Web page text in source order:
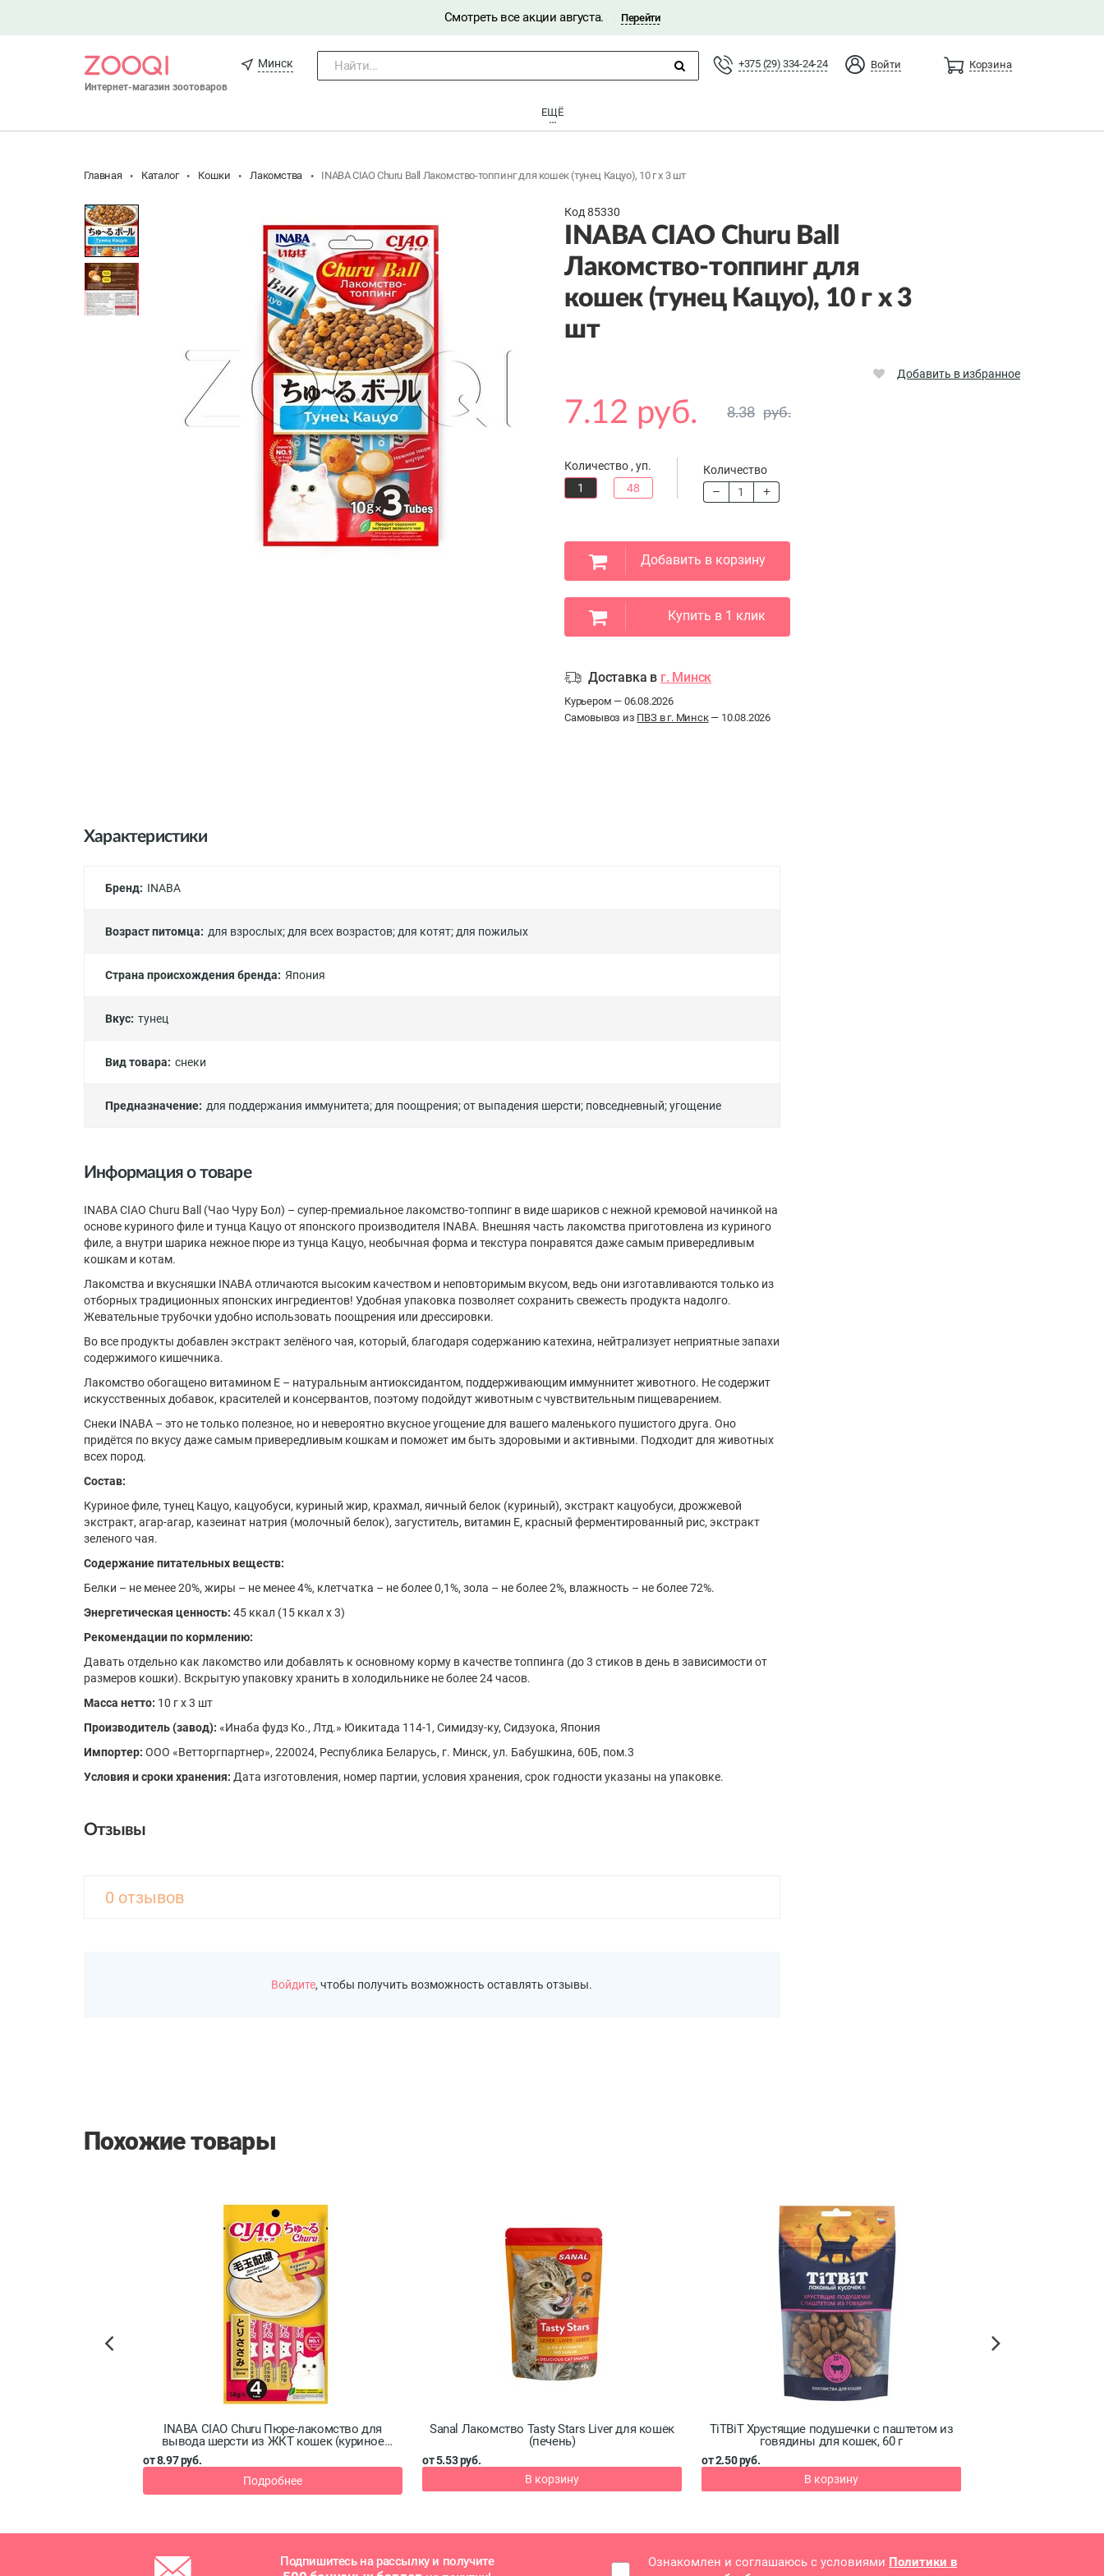
Смотреть все акции августа. Перейти
Интернет-магазин зоотоваров
Минск Найти... +375 (29) 334-24-24 Войти Корзина
ЕЩЁ
Главная Каталог Кошки Лакомства INABA CIAO Churu Ball Лакомство-топпинг для кошек (тунец Кацуо), 10 г x 3 шт
Код 85330
INABA CIAO Churu Ball
Лакомство-топпинг для
кошек (тунец Кацуо), 10 г x 3
шт
Добавить в избранное
7.12 руб. 8.38 руб.
Количество , уп.
1
48
Количество
Добавить в корзину
Купить в 1 клик
Доставка в г. Минск
Курьером — 06.08.2026
Самовывоз из ПВЗ в г. Минск— 10.08.2026
Характеристики
Бренд: INABA
Возраст питомца: для взрослых; для всех возрастов; для котят; для пожилых
Страна происхождения бренда: Япония
Вкус: тунец
Вид товара: снеки
Предназначение: для поддержания иммунитета; для поощрения;от выпадения шерсти; повседневный;угощение
Информация о товаре
INABA CIAO Churu Ball (Чао Чуру Бол) – супер-премиальное лакомство-топпинг в виде шариков с нежной кремовой начинкой на
основе куриного филе и тунца Кацуо от японского производителя INABA. Внешняя часть лакомства приготовлена из куриного
филе, а внутри шарика нежное пюре из тунца Кацуо, необычная форма и текстура понравятся даже самым привередливым
кошкам и котам.
Лакомства и вкусняшки INABA отличаются высоким качеством и неповторимым вкусом, ведь они изготавливаются только из
отборных традиционных японских ингредиентов! Удобная упаковка позволяет сохранить свежесть продукта надолго.
Жевательные трубочки удобно использовать поощрения или дрессировки.
Во все продукты добавлен экстракт зелёного чая, который, благодаря содержанию катехина, нейтрализует неприятные запахи
содержимого кишечника.
Лакомство обогащено витамином Е – натуральным антиоксидантом, поддерживающим иммуннитет животного. Не содержит
искусственных добавок, красителей и консервантов, поэтому подойдут животным с чувствительным пищеварением.
Снеки INABA – это не только полезное, но и невероятно вкусное угощение для вашего маленького пушистого друга. Оно
придётся по вкусу даже самым привередливым кошкам и поможет им быть здоровыми и активными. Подходит для животных
всех пород.
Состав:
Куриное филе, тунец Кацуо, кацуобуси, куриный жир, крахмал, яичный белок (куриный), экстракт кацуобуси, дрожжевой
экстракт, агар-агар, казеинат натрия (молочный белок), загуститель, витамин E, красный ферментированный рис, экстракт
зеленого чая.
Содержание питательных веществ:
Белки – не менее 20%, жиры – не менее 4%, клетчатка – не более 0,1%, зола – не более 2%, влажность – не более 72%.
Энергетическая ценность: 45 ккал (15 ккал x 3)
Рекомендации по кормлению:
Давать отдельно как лакомство или добавлять к основному корму в качестве топпинга (до 3 стиков в день в зависимости от
размеров кошки). Вскрытую упаковку хранить в холодильнике не более 24 часов.
Масса нетто: 10 г x 3 шт
Производитель (завод): «Инаба фудз Ко., Лтд.» Юикитада 114-1, Симидзу-ку, Сидзуока, Япония
Импортер: ООО «Ветторгпартнер», 220024, Республика Беларусь, г. Минск, ул. Бабушкина, 60Б, пом.3
Условия и сроки хранения: Дата изготовления, номер партии, условия хранения, срок годности указаны на упаковке.
Отзывы
0 отзывов
Войдите, чтобы получить возможность оставлять отзывы.
Похожие товары
INABA CIAO Churu Пюре-лакомство для
вывода шерсти из ЖКТ кошек (куриное
от 8.97 руб.
Подробнее
Sanal Лакомство Tasty Stars Liver для кошек
(печень)
от 5.53 руб.
В корзину
TiTBiТ Хрустящие подушечки с паштетом из
говядины для кошек, 60 г
от 2.50 руб.
В корзину
Подпишитесь на рассылку и получите Ознакомлен и соглашаюсь с условиями Политики в